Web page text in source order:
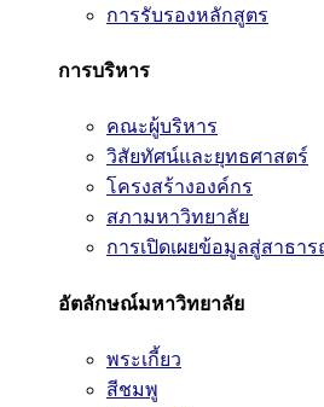
การรับรองหลักสูตร
การบริหาร
คณะผู้บริหาร
วิสัยทัศน์และยุทธศาสตร์
โครงสร้างองค์กร
สภามหาวิทยาลัย
การเปิดเผยข้อมูลสู่สาธา
อัตลักษณ์มหาวิทยาลัย
พระเกี้ยว
สีชมพู